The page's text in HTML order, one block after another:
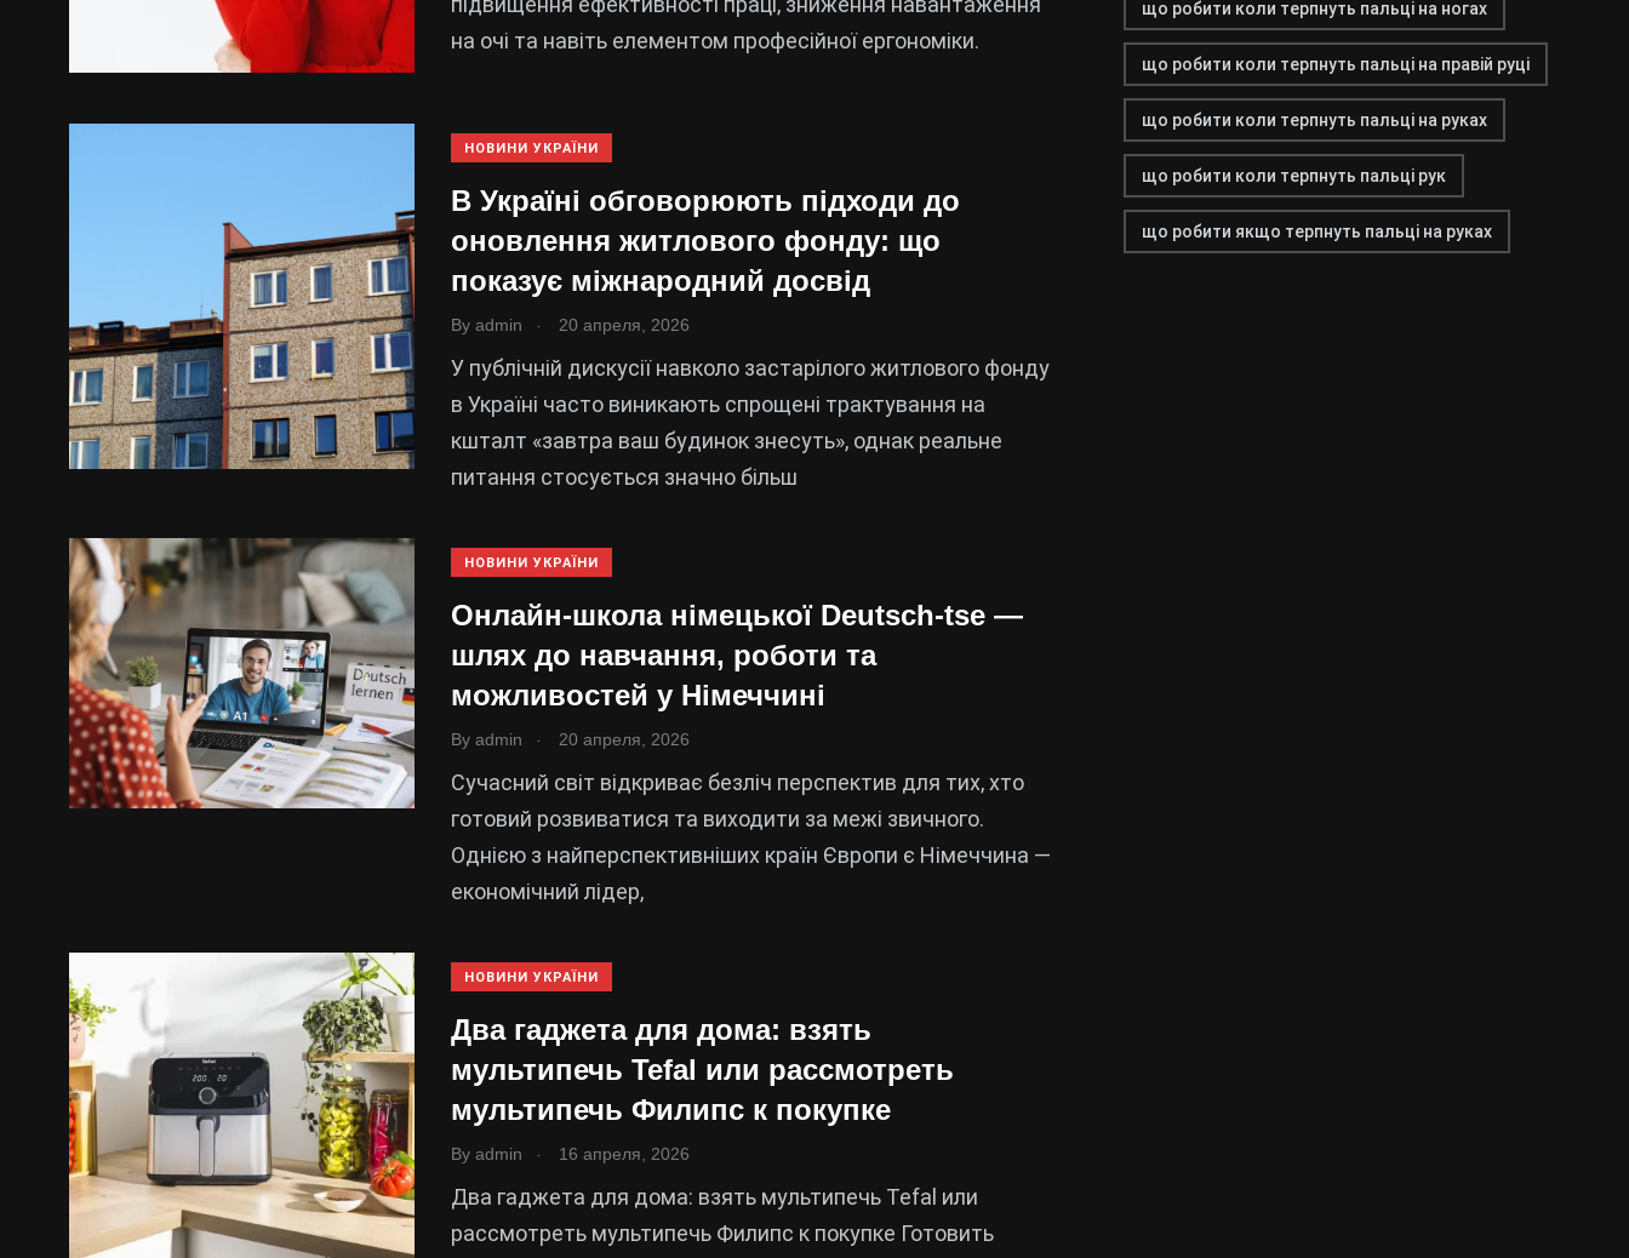
на очі та навіть елементом професійної ергономіки.
НОВИНИ УКРАЇНИ
В Україні обговорюють підходи до
оновлення житлового фонду: що
показує міжнародний досвід
By admin 20 апреля, 2026
У публічній дискусії навколо застарілого житлового фонду
в Україні часто виникають спрощені трактування на
кшталт «завтра ваш будинок знесуть», однак реальне
питання стосується значно більш
НОВИНИ УКРАЇНИ
Онлайн-школа німецької Deutsch-tse —
шлях до навчання, роботи та
можливостей у Німеччині
By admin 20 апреля, 2026
Сучасний світ відкриває безліч перспектив для тих, хто
готовий розвиватися та виходити за межі звичного.
Однією з найперспективніших країн Європи є Німеччина —
економічний лідер,
НОВИНИ УКРАЇНИ
Два гаджета для дома: взять
мультипечь Tefal или рассмотреть
мультипечь Филипс к покупке
By admin 16 апреля, 2026
Два гаджета для дома: взять мультипечь Tefal или
рассмотреть мультипечь Филипс к покупке Готовить
що робити коли терпнуть пальці на ногах
що робити коли терпнуть пальці на правій руці
що робити коли терпнуть пальці на руках
що робити коли терпнуть пальці рук
що робити якщо терпнуть пальці на руках